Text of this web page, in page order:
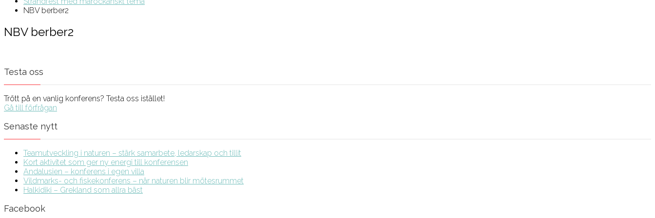
NBV berber2
NBV berber2
Testa oss
Trött på en vanlig konferens? Testa oss istället!
Gå till förfrågan
Senaste nytt
Teamutveckling i naturen – stärk samarbete, ledarskap och tillit
Kort aktivitet som ger ny energi till konferensen
Andalusien – konferens i egen villa
Vildmarks- och fiskekonferens – när naturen blir mötesrummet
Halkidiki – Grekland som allra bäst
Facebook